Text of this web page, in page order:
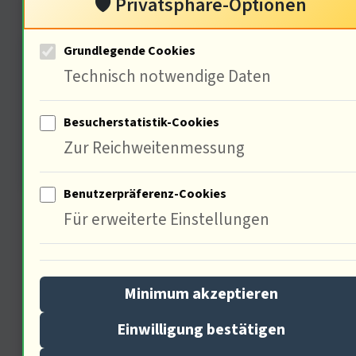
van Beethoven
95% meiner Kompositionen wurden in
gesellschaftlichen Kontexten
aufgeführt, die soziale und politische
Veränderungen reflektieren. Musik ist
nicht nur Kunst, sondern auch ein
Grundlegende Cookies
Technisch notwendige Daten
Besucherstatistik-Cookies
Zur Reichweitenmessung
Benutzerpräferenz-Cookies
Für erweiterte Einstellungen
Minimum akzeptieren
Einwilligung bestätigen